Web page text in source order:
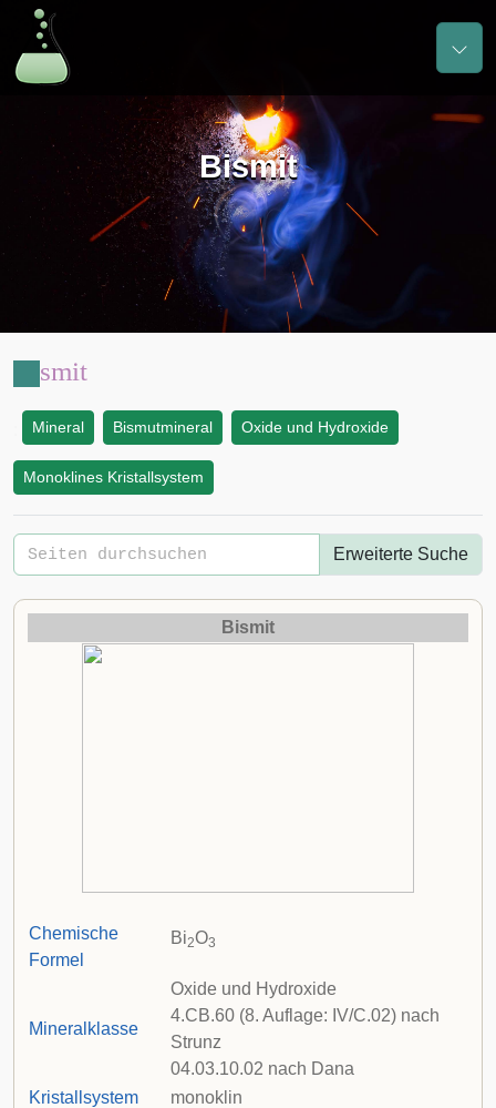
Bismit
Bismit
Mineral Bismutmineral Oxide und Hydroxide
Monoklines Kristallsystem
Erweiterte Suche
Bismit
Chemische
Formel
Bi2O3
Mineralklasse
Oxide und Hydroxide
4.CB.60 (8. Auflage: IV/C.02) nach
Strunz
04.03.10.02 nach Dana
Kristallsystem
monoklin